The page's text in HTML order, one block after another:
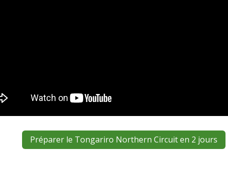
Préparer le Tongariro Northern Circuit en 2 jours